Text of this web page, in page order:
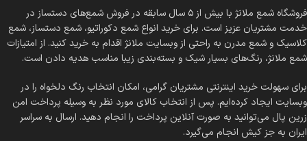
فروشگاه شمع ملانژ با بیش از ۵ سال سابقه در فروش شمع‌های دستساز در
خدمت مشتریان عزیز است. برای خرید انواع شمع دکوراتیو، شمع دستساز، شمع
کلاسیک و شمع مدرن به راحتی از وبسایت ملانژ اقدام به خرید کنید. از امتیازات
شمع ملانژ، رنگ‌های بسیار شیک و بسته‌بندی زیبا مناسب هدیه دادن است.
برای سهولت خرید اینترنتی مشتریان گرامی، امکان انتخاب رنگ دلخواه را در
وبسایت ایجاد کرده‌ایم. پس از انتخاب کالای مورد نظر به وسیله پرداخت امن
زرین پال می‌توانید به صورت آنلاین پرداخت را انجام دهید. ارسال به سراسر
ایران به جز کیش انجام می‌گیرد.